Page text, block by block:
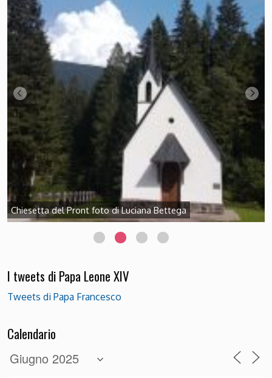
Chiesetta del Pront foto di Luciana Bettega
I tweets di Papa Leone XIV
Tweets di Papa Francesco
Calendario